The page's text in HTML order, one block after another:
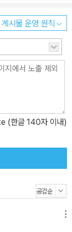
2024년 겨울 비상
계자들의 모습을
학살을 수행했듯
을 포기하고 “작은
다. 아렌트의 말처
게시물 운영 원칙
(한글 140자 이내)